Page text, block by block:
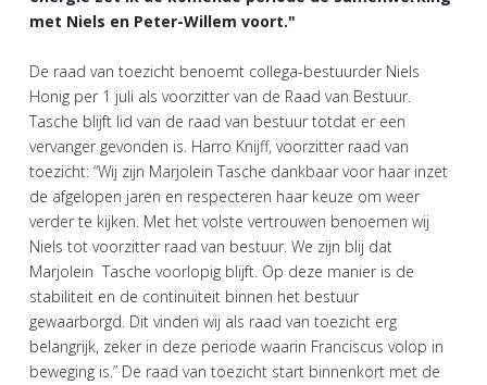
met Niels en Peter-Willem voort."
De raad van toezicht benoemt collega-bestuurder Niels
Honig per 1 juli als voorzitter van de Raad van Bestuur.
Tasche blijft lid van de raad van bestuur totdat er een
vervanger gevonden is. Harro Knijff, voorzitter raad van
toezicht: “Wij zijn Marjolein Tasche dankbaar voor haar inzet
de afgelopen jaren en respecteren haar keuze om weer
verder te kijken. Met het volste vertrouwen benoemen wij
Niels tot voorzitter raad van bestuur. We zijn blij dat
Marjolein Tasche voorlopig blijft. Op deze manier is de
stabiliteit en de continuïteit binnen het bestuur
gewaarborgd. Dit vinden wij als raad van toezicht erg
belangrijk, zeker in deze periode waarin Franciscus volop in
beweging is.” De raad van toezicht start binnenkort met de